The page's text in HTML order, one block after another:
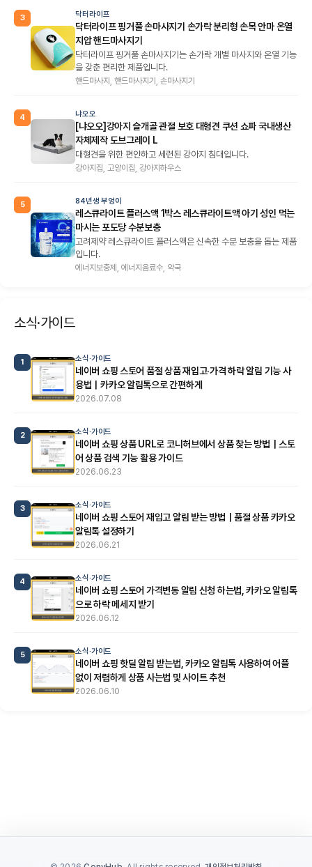
3 닥터라이프
닥터라이프 핑거풀 손마사지기 손가락 분리형 손목 안마 온열
지압 핸드마사지기
닥터라이프 핑거풀 손마사지기는 손가락 개별 마사지와 온열 기능
을 갖춘 편리한 제품입니다.
핸드마사지, 핸드마사지기, 손마사지기
4 냐오오
[냐오오]강아지 슬개골 관절 보호 대형견 쿠션 쇼파 국내생산
자체제작 도브그레이 L
대형견을 위한 편안하고 세련된 강아지 침대입니다.
강아지집, 고양이집, 강아지하우스
5 84년생 부엉이
레스큐라이트 플러스액 1박스 레스큐라이트액 아기 성인 먹는
마시는 포도당 수분보충
고려제약 레스큐라이트 플러스액은 신속한 수분 보충을 돕는 제품
입니다.
에너지보충제, 에너지음료수, 약국
소식·가이드
1 소식·가이드
네이버 쇼핑 스토어 품절 상품 재입고·가격 하락 알림 기능 사
용법｜카카오 알림톡으로 간편하게
2026.07.08
2 소식·가이드
네이버 쇼핑 상품 URL로 코니허브에서 상품 찾는 방법｜스토
어 상품 검색 기능 활용 가이드
2026.06.23
3 소식·가이드
네이버 쇼핑 스토어 재입고 알림 받는 방법｜품절 상품 카카오
알림톡 설정하기
2026.06.21
4 소식·가이드
네이버 쇼핑 스토어 가격변동 알림 신청 하는법, 카카오 알림톡
으로 하락 메세지 받기
2026.06.12
5 소식·가이드
네이버 쇼핑 핫딜 알림 받는법, 카카오 알림톡 사용하여 어플
없이 저렴하게 상품 사는법 및 사이트 추천
2026.06.10